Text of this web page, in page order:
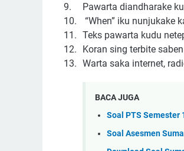
9.
Pawarta diandharake
10.
“When” iku nunjukake
11. Teks pawarta kudu
12.
Koran sing terbite
13. Warta saka internet,
BACA JUGA
Soal PTS Semester
Soal Asesmen